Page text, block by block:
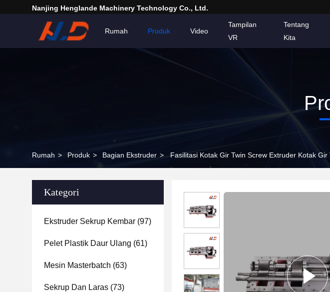
Nanjing Henglande Machinery Technology Co., Ltd.
Rumah Produk Video
Tampilan
VR
Tentang
Kita
Rumah > Produk > Bagian Ekstruder > Fasilitasi Kotak Gir Twin Screw Extruder Kotak
Kategori
Ekstruder Sekrup Kembar (97)
Pelet Plastik Daur Ulang (61)
Mesin Masterbatch (63)
Sekrup Dan Laras (73)